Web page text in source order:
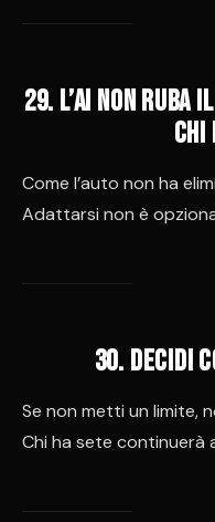
29. L’AI non
chi
Come l’auto non ha
Adattarsi non è
30. Decidi
Se non metti un limite,
Chi ha sete continuerà